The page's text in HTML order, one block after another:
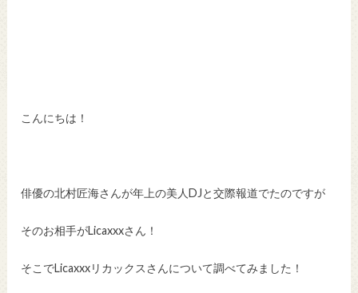
こんにちは！
俳優の北村匠海さんが年上の美人DJと交際報道でたのですが
そのお相手がLicaxxxさん！
そこでLicaxxxリカックスさんについて調べてみました！